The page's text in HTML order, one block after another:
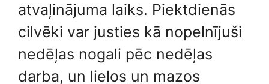
atvaļinājuma laiks. Piektdienās
cilvēki var justies kā nopelnījuši
nedēļas nogali pēc nedēļas
darba, un lielos un mazos